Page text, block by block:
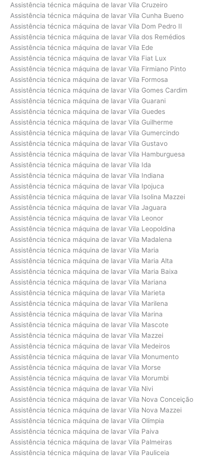
Assistência técnica máquina de lavar Vila Cruzeiro
Assistência técnica máquina de lavar Vila Cunha Bueno
Assistência técnica máquina de lavar Vila Dom Pedro II
Assistência técnica máquina de lavar Vila dos Remédios
Assistência técnica máquina de lavar Vila Ede
Assistência técnica máquina de lavar Vila Fiat Lux
Assistência técnica máquina de lavar Vila Firmiano Pinto
Assistência técnica máquina de lavar Vila Formosa
Assistência técnica máquina de lavar Vila Gomes Cardim
Assistência técnica máquina de lavar Vila Guarani
Assistência técnica máquina de lavar Vila Guedes
Assistência técnica máquina de lavar Vila Guilherme
Assistência técnica máquina de lavar Vila Gumercindo
Assistência técnica máquina de lavar Vila Gustavo
Assistência técnica máquina de lavar Vila Hamburguesa
Assistência técnica máquina de lavar Vila Ida
Assistência técnica máquina de lavar Vila Indiana
Assistência técnica máquina de lavar Vila Ipojuca
Assistência técnica máquina de lavar Vila Isolina Mazzei
Assistência técnica máquina de lavar Vila Jaguara
Assistência técnica máquina de lavar Vila Leonor
Assistência técnica máquina de lavar Vila Leopoldina
Assistência técnica máquina de lavar Vila Madalena
Assistência técnica máquina de lavar Vila Maria
Assistência técnica máquina de lavar Vila Maria Alta
Assistência técnica máquina de lavar Vila Maria Baixa
Assistência técnica máquina de lavar Vila Mariana
Assistência técnica máquina de lavar Vila Marieta
Assistência técnica máquina de lavar Vila Marilena
Assistência técnica máquina de lavar Vila Marina
Assistência técnica máquina de lavar Vila Mascote
Assistência técnica máquina de lavar Vila Mazzei
Assistência técnica máquina de lavar Vila Medeiros
Assistência técnica máquina de lavar Vila Monumento
Assistência técnica máquina de lavar Vila Morse
Assistência técnica máquina de lavar Vila Morumbi
Assistência técnica máquina de lavar Vila Nivi
Assistência técnica máquina de lavar Vila Nova Conceição
Assistência técnica máquina de lavar Vila Nova Mazzei
Assistência técnica máquina de lavar Vila Olímpia
Assistência técnica máquina de lavar Vila Paiva
Assistência técnica máquina de lavar Vila Palmeiras
Assistência técnica máquina de lavar Vila Pauliceia